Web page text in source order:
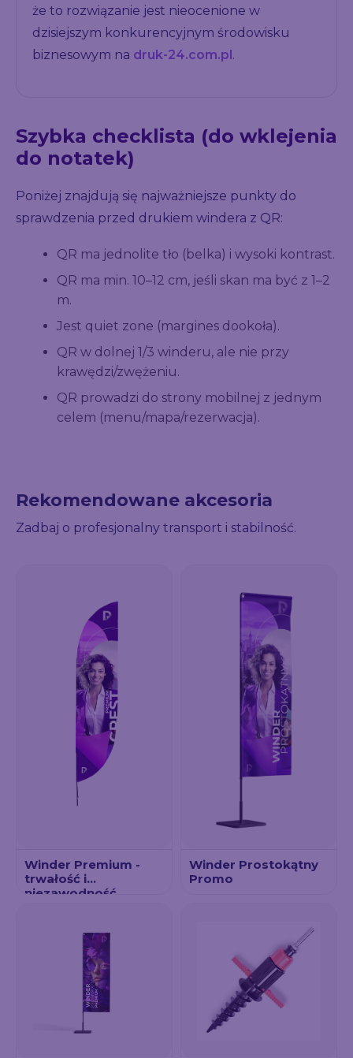
że to rozwiązanie jest nieocenione w
dzisiejszym konkurencyjnym środowisku
biznesowym na druk-24.com.pl.
Szybka checklista (do wklejenia
do notatek)
Poniżej znajdują się najważniejsze punkty do
sprawdzenia przed drukiem windera z QR:
QR ma jednolite tło (belka) i wysoki kontrast.
QR ma min. 10–12 cm, jeśli skan ma być z 1–2
m.
Jest quiet zone (margines dookoła).
QR w dolnej 1/3 winderu, ale nie przy
krawędzi/zwężeniu.
QR prowadzi do strony mobilnej z jednym
celem (menu/mapa/rezerwacja).
Rekomendowane akcesoria
Zadbaj o profesjonalny transport i stabilność.
Winder Premium -
trwałość i
niezawodność
Winder Prostokątny
Promo